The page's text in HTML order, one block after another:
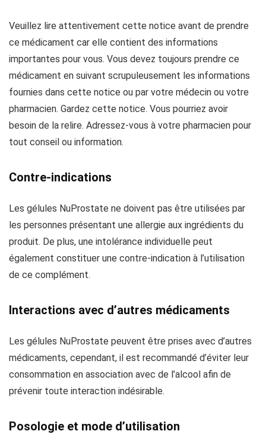
Veuillez lire attentivement cette notice avant de prendre
ce médicament car elle contient des informations
importantes pour vous. Vous devez toujours prendre ce
médicament en suivant scrupuleusement les informations
fournies dans cette notice ou par votre médecin ou votre
pharmacien. Gardez cette notice. Vous pourriez avoir
besoin de la relire. Adressez-vous à votre pharmacien pour
tout conseil ou information.
Contre-indications
Les gélules NuProstate ne doivent pas être utilisées par
les personnes présentant une allergie aux ingrédients du
produit. De plus, une intolérance individuelle peut
également constituer une contre-indication à l’utilisation
de ce complément.
Interactions avec d’autres médicaments
Les gélules NuProstate peuvent être prises avec d’autres
médicaments, cependant, il est recommandé d’éviter leur
consommation en association avec de l’alcool afin de
prévenir toute interaction indésirable.
Posologie et mode d’utilisation